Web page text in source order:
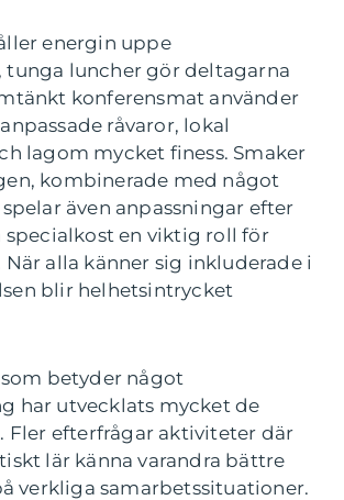
energin uppe
tunga luncher gör deltagarna
konferensmat använder
råvaror, lokal
lagom mycket finess. Smaker
kombinerade med något
även anpassningar efter
specialkost en viktig roll för
När alla känner sig inkluderade i
blir helhetsintrycket
betyder något
har utvecklats mycket de
Fler efterfrågar aktiviteter där
lär känna varandra bättre
verkliga samarbetssituationer.